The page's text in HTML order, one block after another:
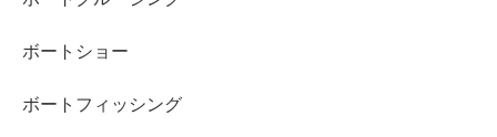
ボートショー
ボートフィッシング